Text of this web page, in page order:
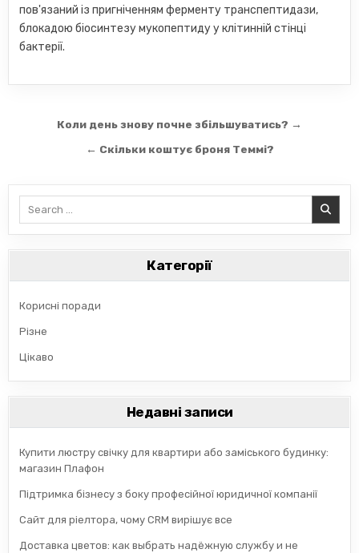
пов'язаний із пригніченням ферменту транспептидази,
блокадою біосинтезу мукопептиду у клітинній стінці
бактерії.
Навігація
записів
Коли день знову почне збільшуватись? →
← Скільки коштує броня Теммі?
Категорії
Корисні поради
Різне
Цікаво
Недавні записи
Купити люстру свічку для квартири або заміського будинку:
магазин Плафон
Підтримка бізнесу з боку професійної юридичної компанії
Сайт для ріелтора, чому CRM вирішує все
Доставка цветов: как выбрать надёжную службу и не